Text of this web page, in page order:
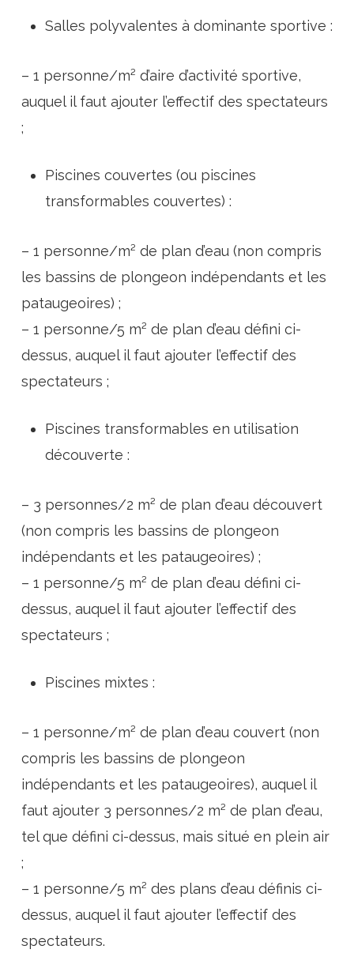
Salles polyvalentes à dominante sportive :
– 1 personne/m² d’aire d’activité sportive,
auquel il faut ajouter l’effectif des spectateurs
;
Piscines couvertes (ou piscines
transformables couvertes) :
– 1 personne/m² de plan d’eau (non compris
les bassins de plongeon indépendants et les
pataugeoires) ;
– 1 personne/5 m² de plan d’eau défini ci-
dessus, auquel il faut ajouter l’effectif des
spectateurs ;
Piscines transformables en utilisation
découverte :
– 3 personnes/2 m² de plan d’eau découvert
(non compris les bassins de plongeon
indépendants et les pataugeoires) ;
– 1 personne/5 m² de plan d’eau défini ci-
dessus, auquel il faut ajouter l’effectif des
spectateurs ;
Piscines mixtes :
– 1 personne/m² de plan d’eau couvert (non
compris les bassins de plongeon
indépendants et les pataugeoires), auquel il
faut ajouter 3 personnes/2 m² de plan d’eau,
tel que défini ci-dessus, mais situé en plein air
;
– 1 personne/5 m² des plans d’eau définis ci-
dessus, auquel il faut ajouter l’effectif des
spectateurs.